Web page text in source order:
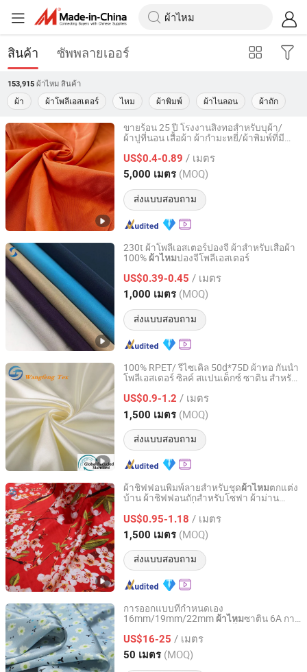
สินค้า ซัพพลายเออร์
153,915 ผ้าไหม สินค้า
ผ้า ผ้าโพลีเอสเตอร์ ไหม ผ้าพิมพ์ ผ้าไนลอน ผ้าถัก
ขายร้อน 25 ปี โรงงานสิ่งทอสำหรับบุผ้า/
ผ้าปูที่นอน เสื้อผ้า ผ้ากำมะหยี่/ผ้าพิมพ์ที่มี
แปนเด็กซ์ ถักซาตินไหม
US$0.4-0.89 / เมตร
5,000 เมตร (MOQ)
ส่งแบบสอบถาม
Changxing Binhu Textile Co., Ltd.
Zhejiang, China อัตราจาก 2023
230t ผ้าโพลีเอสเตอร์ปองจี ผ้าสำหรับเสื้อผ้า
100% ผ้าไหมปองจีโพลีเอสเตอร์
US$0.39-0.45 / เมตร
1,000 เมตร (MOQ)
ส่งแบบสอบถาม
Jiaxing Texson Textile Co., Ltd.
Zhejiang, China อัตราจาก 2023
100% RPET/ รีไซเคิล 50d*75D ผ้าทอ กันน้ำ
โพลีเอสเตอร์ ซิลค์ สแปนเด็กซ์ ซาติน สำหรับ
US$0.9-1.2 / เมตร
1,500 เมตร (MOQ)
ส่งแบบสอบถาม
SUZHOU WANGFENG TEXTILE CO., LTD.
Jiangsu, China อัตราจาก 2020
ผ้าชิฟฟอนพิมพ์ลายสำหรับชุดผ้าไหมตกแต่ง
บ้าน ผ้าชิฟฟอนถักสำหรับโซฟา ผ้าม่าน
US$0.95-1.18 / เมตร
1,500 เมตร (MOQ)
ส่งแบบสอบถาม
SUZHOU WANGFENG TEXTILE CO., LTD.
Jiangsu, China อัตราจาก 2020
การออกแบบที่กำหนดเอง
16mm/19mm/22mm ผ้าไหมซาติน 6A การ
US$16-25 / เมตร
50 เมตร (MOQ)
Hangzhou Diecai Silk Co. Ltd
Zhejiang, China อัตราจาก 2022